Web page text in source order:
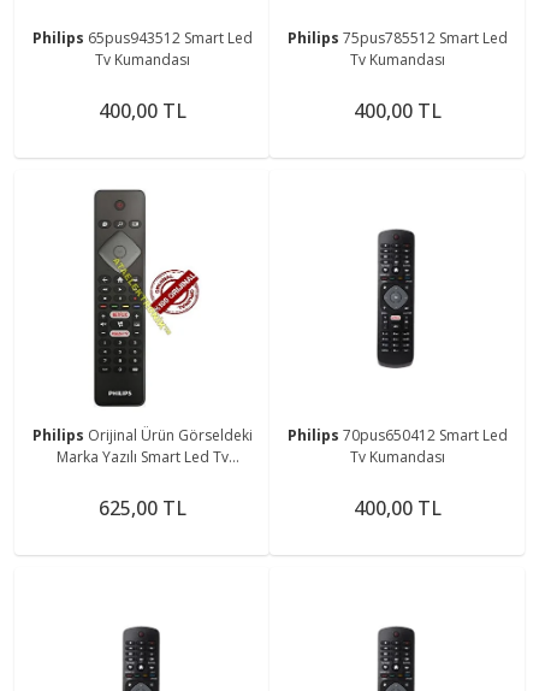
Philips 65pus943512 Smart Led
Tv Kumandası
400,00 TL
Philips 75pus785512 Smart Led
Tv Kumandası
400,00 TL
Philips Orijinal Ürün Görseldeki
Marka Yazılı Smart Led Tv
625,00 TL
Philips 70pus650412 Smart Led
Tv Kumandası
400,00 TL